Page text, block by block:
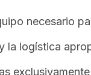
necesario
la logística